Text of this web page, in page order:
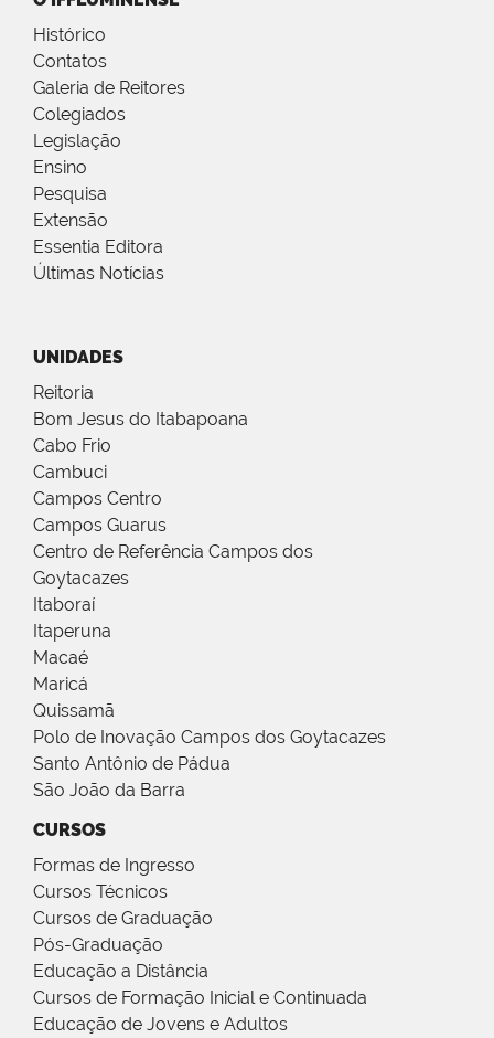
Histórico
Contatos
Galeria de Reitores
Colegiados
Legislação
Ensino
Pesquisa
Extensão
Essentia Editora
Últimas Notícias
UNIDADES
Reitoria
Bom Jesus do Itabapoana
Cabo Frio
Cambuci
Campos Centro
Campos Guarus
Centro de Referência Campos dos
Goytacazes
Itaboraí
Itaperuna
Macaé
Maricá
Quissamã
Polo de Inovação Campos dos Goytacazes
Santo Antônio de Pádua
São João da Barra
CURSOS
Formas de Ingresso
Cursos Técnicos
Cursos de Graduação
Pós-Graduação
Educação a Distância
Cursos de Formação Inicial e Continuada
Educação de Jovens e Adultos